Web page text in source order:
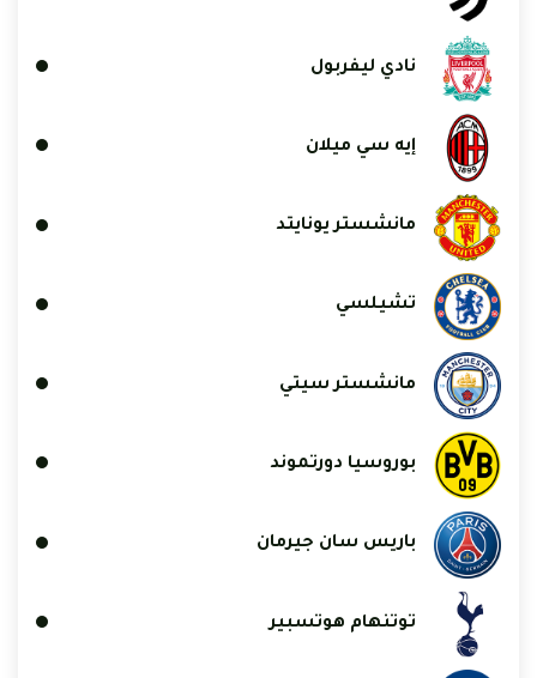
نادي ليفربول
إيه سي ميلان
مانشستر يونايتد
تشيلسي
مانشستر سيتي
بوروسيا دورتموند
باريس سان جيرمان
توتنهام هوتسبير